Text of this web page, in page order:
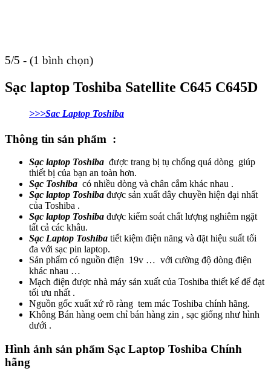
5/5 - (1 bình chọn)
Sạc laptop Toshiba Satellite C645 C645D
>>>Sac Laptop Toshiba
Thông tin sản phẩm :
Sạc laptop Toshiba được trang bị tụ chống quá dòng giúp
thiết bị của bạn an toàn hơn.
Sạc Toshiba có nhiều dòng và chân cắm khác nhau .
Sạc laptop Toshiba được sản xuất dây chuyền hiện đại nhất
của Toshiba .
Sạc laptop Toshiba được kiểm soát chất lượng nghiêm ngặt
tất cả các khâu.
Sạc Laptop Toshiba tiết kiệm điện năng và đặt hiệu suất tối
đa với sạc pin laptop.
Sản phẩm có nguồn điện 19v … với cường độ dòng điện
khác nhau …
Mạch điện được nhà máy sản xuất của Toshiba thiết kế để đạt
tối ưu nhất .
Nguồn gốc xuất xứ rõ ràng tem mác Toshiba chính hãng.
Không Bán hàng oem chỉ bán hàng zin , sạc giống như hình
dưới .
Hình ảnh sản phẩm Sạc Laptop Toshiba Chính
hãng